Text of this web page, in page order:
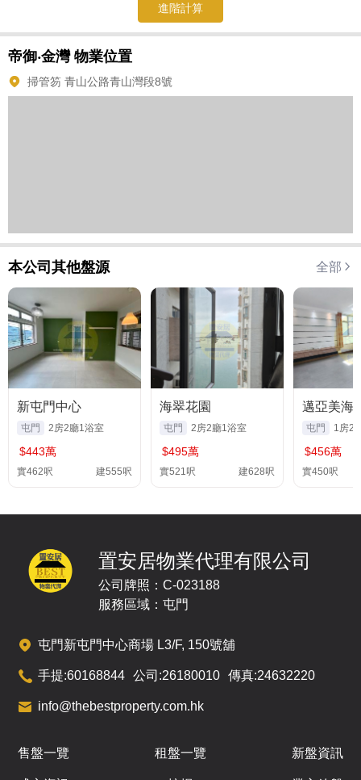
進階計算
帝御‧金灣物業位置
掃管笏 青山公路青山灣段8號
本公司其他盤源 全部
新屯門中心
屯門 2房2廳1浴室
$443萬
實462呎 建555呎
海翠花園
屯門 2房2廳1浴室
$495萬
實521呎 建628呎
邁亞美海
屯門 1房2
$456萬
實450呎
置安居物業代理有限公司
公司牌照：C-023188
服務區域：屯門
屯門新屯門中心商場 L3/F, 150號舖
手提:60168844 公司:26180010 傳真:24632220
info@thebestproperty.com.hk
售盤一覽 租盤一覽 新盤資訊